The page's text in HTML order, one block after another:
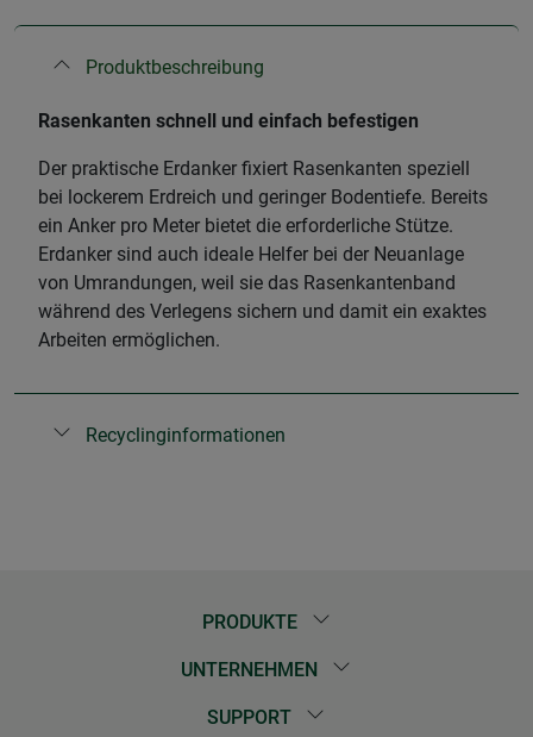
Produktbeschreibung
Rasenkanten schnell und einfach befestigen
Der praktische Erdanker fixiert Rasenkanten speziell
bei lockerem Erdreich und geringer Bodentiefe. Bereits
ein Anker pro Meter bietet die erforderliche Stütze.
Erdanker sind auch ideale Helfer bei der Neuanlage
von Umrandungen, weil sie das Rasenkantenband
während des Verlegens sichern und damit ein exaktes
Arbeiten ermöglichen.
Recyclinginformationen
PRODUKTE
UNTERNEHMEN
SUPPORT